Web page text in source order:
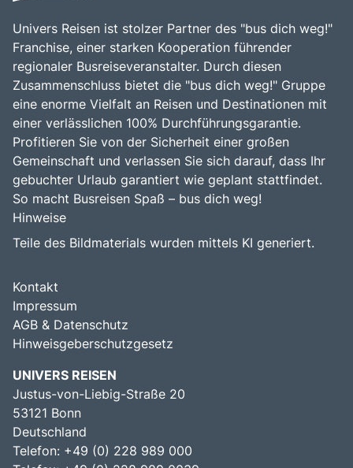
Univers Reisen ist stolzer Partner des "bus dich weg!"
Franchise, einer starken Kooperation führender
regionaler Busreiseveranstalter. Durch diesen
Zusammenschluss bietet die "bus dich weg!" Gruppe
eine enorme Vielfalt an Reisen und Destinationen mit
einer verlässlichen 100% Durchführungsgarantie.
Profitieren Sie von der Sicherheit einer großen
Gemeinschaft und verlassen Sie sich darauf, dass Ihr
gebuchter Urlaub garantiert wie geplant stattfindet.
So macht Busreisen Spaß – bus dich weg!
Hinweise
Teile des Bildmaterials wurden mittels KI generiert.
Kontakt
Impressum
AGB & Datenschutz
Hinweisgeberschutzgesetz
UNIVERS REISEN
Justus-von-Liebig-Straße 20
53121 Bonn
Deutschland
Telefon: +49 (0) 228 989 000